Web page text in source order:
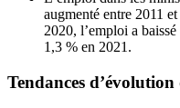
augmenté entre 2011
2020, l’emploi a
1,3 % en 2021.
Tendances